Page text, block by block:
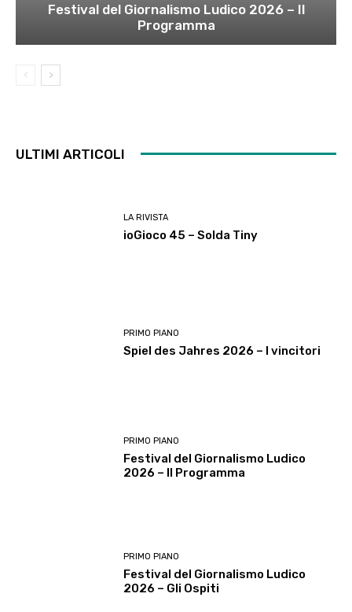
Festival del Giornalismo Ludico 2026 – Il
Programma
ULTIMI ARTICOLI
LA RIVISTA
ioGioco 45 – Solda Tiny
PRIMO PIANO
Spiel des Jahres 2026 – I vincitori
PRIMO PIANO
Festival del Giornalismo Ludico
2026 – Il Programma
PRIMO PIANO
Festival del Giornalismo Ludico
2026 – Gli Ospiti